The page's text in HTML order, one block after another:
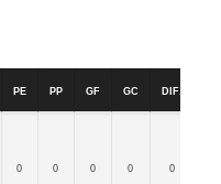
PE PP GF GC Dif.
0 0 0 0 0